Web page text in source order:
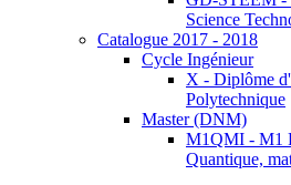
Science
Catalogue 2017 - 2018
Cycle Ingénieur
X - Diplôme
Polytechnique
Master (DNM)
M1QMI - M1
Quantique,